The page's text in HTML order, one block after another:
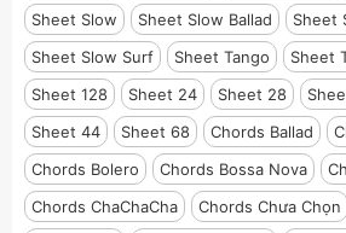
Sheet Slow
Sheet Slow Ballad
Sheet
Sheet Slow Surf
Sheet Tango Sheet
Sheet 128
Sheet 24 Sheet 28
Sheet 44
Sheet 68 Chords Ballad
Chords Bolero
Chords Bossa Nova
Chords ChaChaCha
Chords Chưa Chọn